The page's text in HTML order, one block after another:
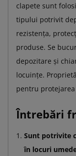
clapete sunt
tipului potrivit
rezistența,
produse. Se
depozitare și
locuințe.
pentru
Întrebări
Sunt potrivite
în locuri